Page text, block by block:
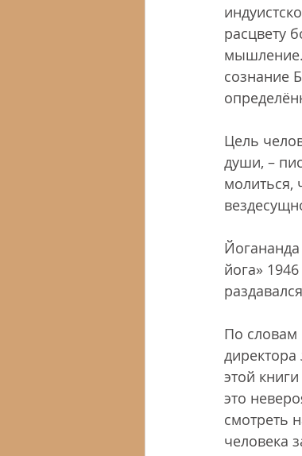
расцвету
мышление.
сознание
Цель
души, –
молиться,
йога»
По словам
директора
этой
это
смотреть
человека